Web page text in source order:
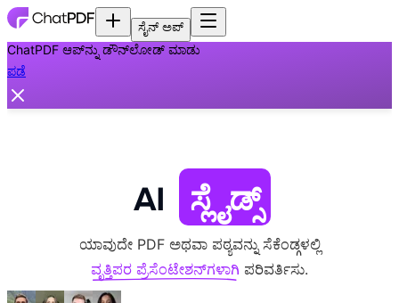
ಸೈನ್ ಅಪ್
ChatPDF ಆಪ್‌ನ್ನು ಡೌನ್‌ಲೋಡ್ ಮಾಡು
ಪಡೆ
AI ಸ್ಲೈಡ್ಸ್
ಯಾವುದೇ PDF ಅಥವಾ ಪಠ್ಯವನ್ನು ಸೆಕೆಂಡ್ಗಳಲ್ಲಿ
ವೃತ್ತಿಪರ ಪ್ರೆಸೆಂಟೇಶನ್‌ಗಳಾಗಿ ಪರಿವರ್ತಿಸು.